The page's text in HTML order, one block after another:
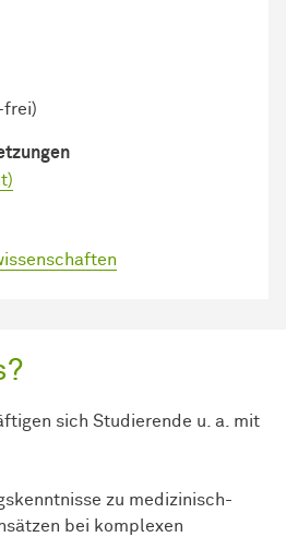
frei)
sich Studierende u. a. mit
zu medizinisch-
bei komplexen